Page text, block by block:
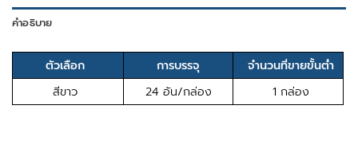
คำอธิบาย
ตัวเลือก การบรรจุ
จำนวนที่ขายขั้นต่ำ
สีขาว
24 อัน/กล่อง 1 กล่อง